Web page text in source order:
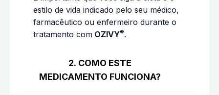
estilo de vida indicado pelo seu médico,
farmacêutico ou enfermeiro durante o
tratamento com OZIVY®.
2. COMO ESTE
MEDICAMENTO FUNCIONA?